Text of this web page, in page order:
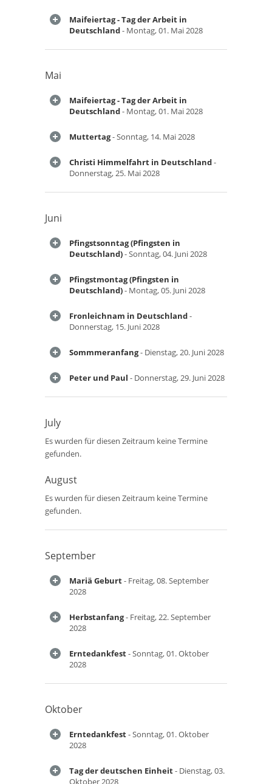
Maifeiertag - Tag der Arbeit in
Deutschland- Montag, 01. Mai 2028
Mai
Maifeiertag - Tag der Arbeit in
Deutschland- Montag, 01. Mai 2028
Muttertag- Sonntag, 14. Mai 2028
Christi Himmelfahrt in Deutschland-
Donnerstag, 25. Mai 2028
Juni
Pfingstsonntag (Pfingsten in
Deutschland)- Sonntag, 04. Juni 2028
Pfingstmontag (Pfingsten in
Deutschland)- Montag, 05. Juni 2028
Fronleichnam in Deutschland-
Donnerstag, 15. Juni 2028
Sommmeranfang- Dienstag, 20. Juni 2028
Peter und Paul - Donnerstag, 29. Juni 2028
July
Es wurden für diesen Zeitraum keine Termine
gefunden.
August
Es wurden für diesen Zeitraum keine Termine
gefunden.
September
Mariä Geburt- Freitag, 08. September
2028
Herbstanfang- Freitag, 22. September
2028
Erntedankfest- Sonntag, 01. Oktober
2028
Oktober
Erntedankfest- Sonntag, 01. Oktober
2028
Tag der deutschen Einheit- Dienstag, 03.
Oktober 2028